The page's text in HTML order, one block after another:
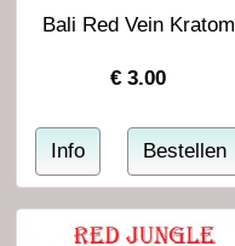
Bali Red Vein Kratom
€3.00